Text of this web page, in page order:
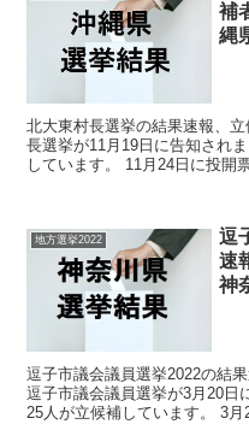
補
縄
北大東村長選挙の結果速報、
長選挙が11月19日に告知され
しています。 11月24日に投開
地方選挙2022
逗
速
神
逗子市議会議員選挙2022の結
逗子市議会議員選挙が3月20日
25人が立候補しています。 3月